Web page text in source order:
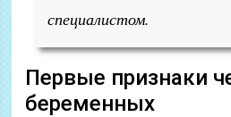
специалистом.
Первые признаки
беременных